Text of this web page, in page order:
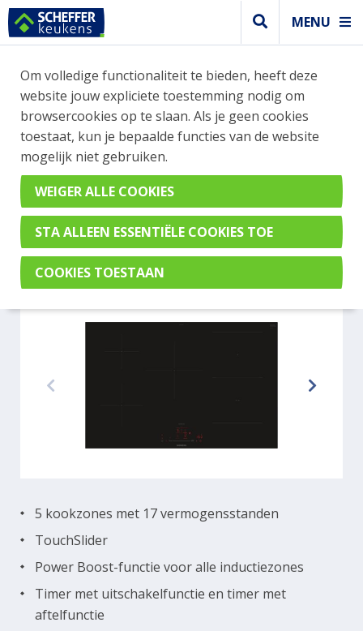
MENU
WEBSHOP BESTELLINGEN
Je kan tijdelijk geen bestelling plaatsen. Wil je je
vast oriënteren? Vergelijk eenvoudig apparaten
en merken met elkaar. Klik hier voor meer
informatie.
Kookplaat
SIEMENS ED877HWC1E
5 kookzones met 17 vermogensstanden
TouchSlider
Power Boost-functie voor alle inductiezones
Timer met uitschakelfunctie en timer met
aftelfunctie
Om volledige functionaliteit te bieden, heeft deze
website jouw expliciete toestemming nodig om
browsercookies op te slaan. Als je geen cookies
toestaat, kun je bepaalde functies van de website
mogelijk niet gebruiken.